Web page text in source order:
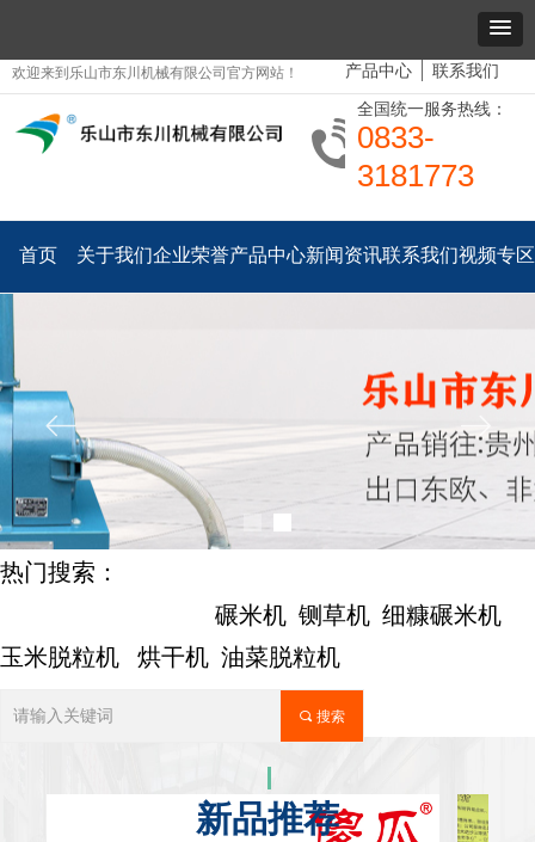
欢迎来到乐山市东川机械有限公司官方网站！ 产品中心 联系我们
全国统一服务热线：
0833-
3181773
首页 关于我们企业荣誉产品中心新闻资讯联系我们视频专区
ꂃ ꁹ
热门搜索：
碾米机 铡草机 细糠碾米机
玉米脱粒机 烘干机 油菜脱粒机
끠 搜索
新品推荐